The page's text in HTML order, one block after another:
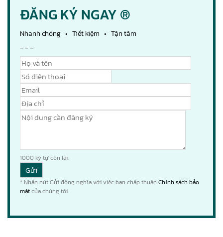
ĐĂNG KÝ NGAY ®
Nhanh chóng • Tiết kiệm • Tận tâm
- - -
1000 ký tự còn lại.
* Nhấn nút Gửi đồng nghĩa với việc bạn chấp thuận Chính sách bảo
mậtcủa chúng tôi.